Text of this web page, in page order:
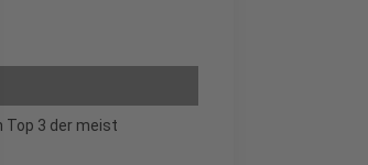
Top 3 der meist